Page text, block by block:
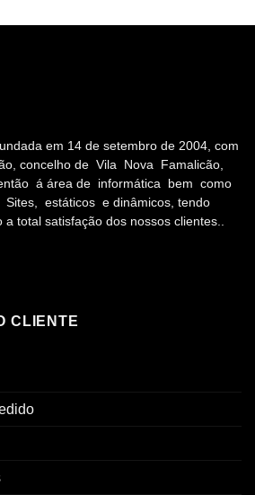
em 14 de setembro de 2004, com
concelho de Vila Nova Famalicão,
á área de informática bem como
estáticos e dinâmicos, tendo
a total satisfação dos nossos clientes..
CLIENTE